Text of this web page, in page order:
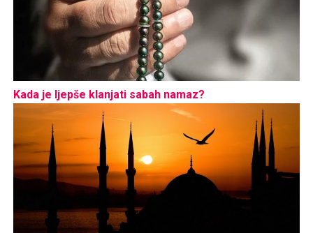
Kada je ljepše klanjati sabah namaz?